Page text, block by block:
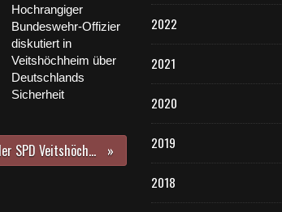
Hochrangiger
Bundeswehr-Offizier
diskutiert in
Veitshöchheim über
Deutschlands
Sicherheit
Familienfest der SPD Veitshöchheim mit Baumpflanzaktion am Sandäcker-Spielplatz
2022
2021
2020
2019
2018